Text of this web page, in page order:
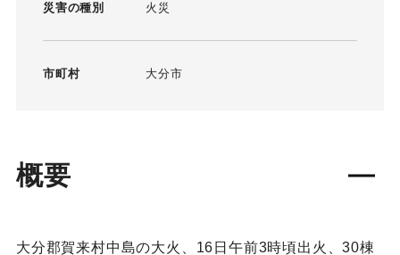
災害の種別 火災
市町村 大分市
概要
大分郡賀来村中島の大火、16日午前3時頃出火、30棟